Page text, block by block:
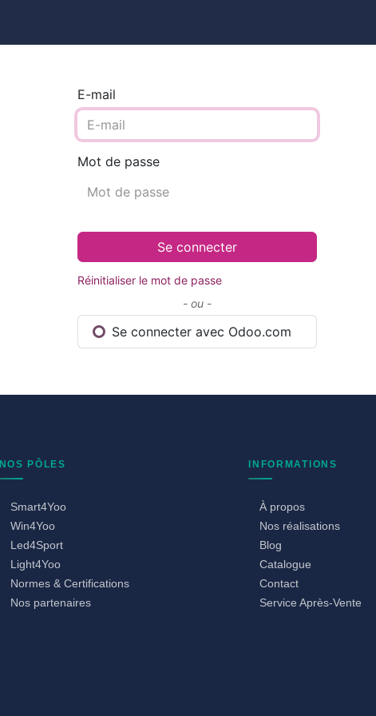
E-mail
Mot de passe
Se connecter
Réinitialiser le mot de passe
- ou -
Se connecter avec Odoo.com
NOS PÔLES
Smart4Yoo
Win4Yoo
Led4Sport
Light4Yoo
Normes & Certifications
Nos partenaires
INFORMATIONS
À propos
Nos réalisations
Blog
Catalogue
Contact
Service Après-Vente